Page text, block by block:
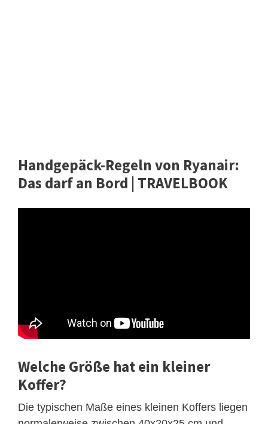
Handgepäck-Regeln von Ryanair:
Das darf an Bord | TRAVELBOOK
Welche Größe hat ein kleiner
Koffer?
Die typischen Maße eines kleinen Koffers liegen